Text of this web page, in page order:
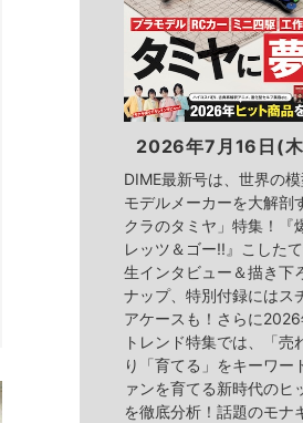
2026年7月16日(
DIME最新号は、世界の
モデルメーカーを大解剖
クラのタミヤ」特集！『
レッツ＆ゴー!!』こした
生インタビュー＆描き下
ナップ、特別付録にはス
アケースも！さらに
トレンド特集では、「売
り「育てる」をキーワー
ァンを育てる新時代のヒ
を徹底分析！話題のモナ